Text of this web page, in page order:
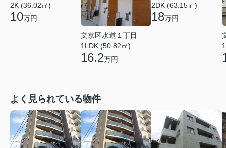
2K (36.02㎡)
10万円
文京区水道１丁目
1LDK (50.82㎡)
16.2万円
2DK (63.15㎡)
18万円
よく見られている物件